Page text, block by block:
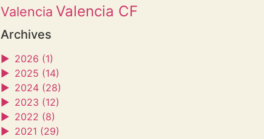
Valencia Valencia CF
Archives
► 2026 (1)
► 2025 (14)
► 2024 (28)
► 2023 (12)
► 2022 (8)
► 2021 (29)